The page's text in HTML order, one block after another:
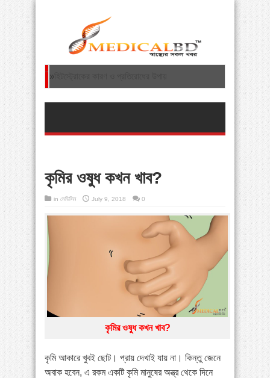
»
ধর্ম মন্ত্রণালয়ের
» শিশুদের শরীরব্যথা: গ্রোইং পেইন থেকে ভারী স্কুলব্যাগ—
সচেতনতা জরুরি
স্ট্রোকের যত কারণ ও জটিলতার চিকিৎসা
ঘাড়ের হাড় ক্ষয় রোগের বিজ্ঞান ভিত্তিক চিকিৎসা
পায়ের পাতা ব্যথার যত কারণ ও সমাধান
বাংলাদেশে বাড়ছে মায়েলোমা রোগী—সমাধানে বিশেষজ্ঞদের
কৃমির ওষুধ কখন খাব?
in মেডিসিন July 9, 2018 0
কৃমির ওষুধ কখন খাব?
কৃমি আকারে খুবই ছোট। প্রায় দেখাই যায় না। কিন্তু জেনে
অবাক হবেন, এ রকম একটি কৃমি মানুষের অন্ত্র থেকে দিনে